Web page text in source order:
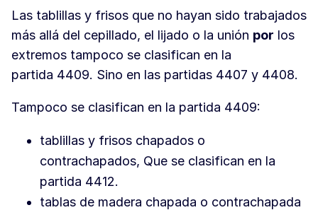
Las tablillas y frisos que no hayan sido trabajados
más allá del cepillado, el lijado o la unión por los
extremos tampoco se clasifican en la
partida 4409. Sino en las partidas 4407 y 4408.
Tampoco se clasifican en la partida 4409:
tablillas y frisos chapados o
contrachapados, Que se clasifican en la
partida 4412.
tablas de madera chapada o contrachapada